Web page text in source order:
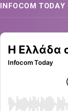
INFOCOM TODAY